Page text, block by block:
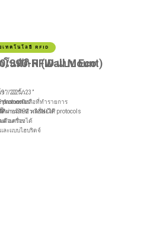
/ 22 นิ้ว
รและหนังสือที่ทำรายการ
ผ่านSIP2 หรือNCIP protocols
ต้องการ
390-H (Wall Mount)
/ 22” / 23”
ำรายการ
ตัวเครื่องได้
ละแบบไฮบริดจ์
ทคโนโลยี RFID
นมัติ RFID แบบ Eco
protocols
เกอร์กับตัวเครื่องได้